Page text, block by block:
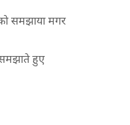
समझाया मगर
हुए